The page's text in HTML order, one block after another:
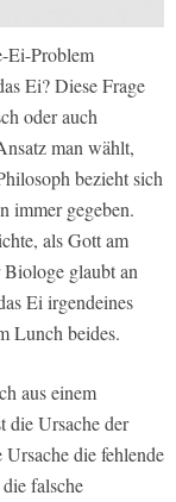
Ei-Problem
Ei? Diese Frage
oder auch
man wählt,
bezieht sich
immer gegeben.
als Gott am
glaubt an
Ei irgendeines
Lunch beides.
aus einem
die Ursache der
die fehlende
falsche